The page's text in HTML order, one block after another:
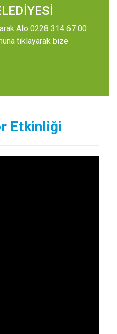
Alo 0228 314 67 00
tıklayarak bize
Etkinliği